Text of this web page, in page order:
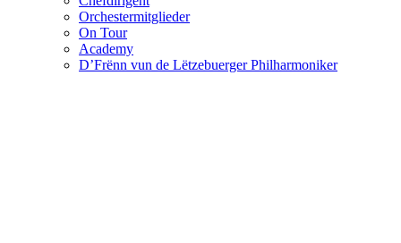
Orchestermitglieder
On Tour
Academy
D’Frënn vun de Lëtzebuerger Philharmoniker